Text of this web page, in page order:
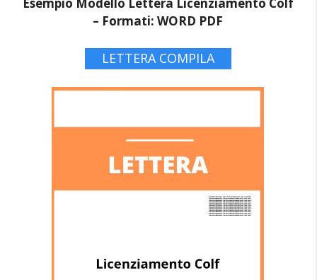
Esempio Modello Lettera Licenziamento Colf
– Formati: WORD PDF
LETTERA COMPILA